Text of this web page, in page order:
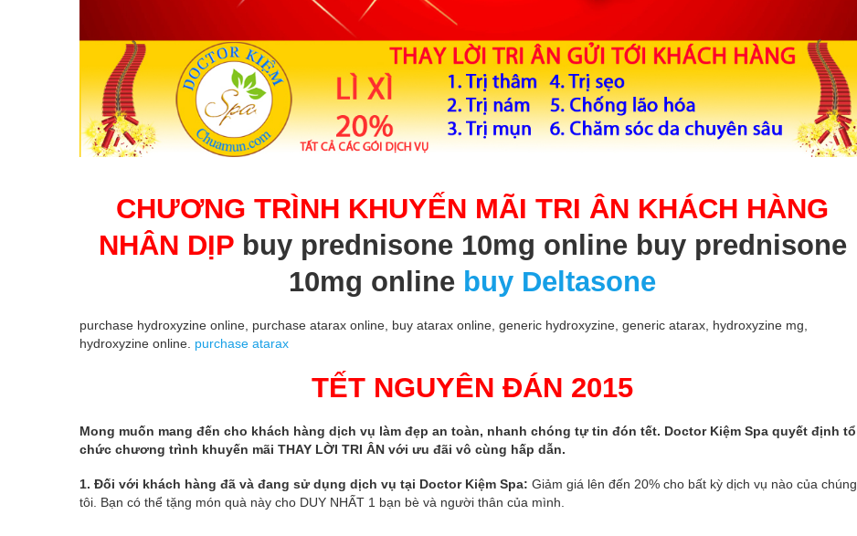
CHƯƠNG TRÌNH KHUYẾN MÃI TRI ÂN KHÁCH HÀNG
NHÂN DỊP buy prednisone 10mg online buy prednisone
10mg online buy Deltasone
purchase hydroxyzine online, purchase atarax online, buy atarax online, generic hydroxyzine, generic atarax, hydroxyzine mg,
hydroxyzine online. purchase atarax
TẾT NGUYÊN ĐÁN 2015
Mong muốn mang đến cho khách hàng dịch vụ làm đẹp an toàn, nhanh chóng tự tin đón tết. Doctor Kiệm Spa quyết định tổ
chức chương trình khuyến mãi THAY LỜI TRI ÂN với ưu đãi vô cùng hấp dẫn.
1. Đối với khách hàng đã và đang sử dụng dịch vụ tại Doctor Kiệm Spa: Giảm giá lên đến 20% cho bất kỳ dịch vụ nào của chúng
tôi. Bạn có thể tặng món quà này cho DUY NHẤT 1 bạn bè và người thân của mình.